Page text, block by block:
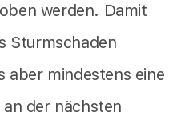
werden. Damit
Sturmschaden
aber mindestens eine
der nächsten